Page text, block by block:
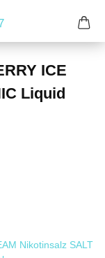
ICE
Liquid